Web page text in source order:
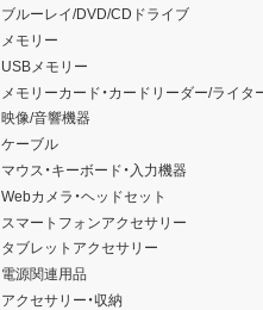
ブルーレイ/DVD/CDドライブ
メモリー
USBメモリー
メモリーカード・カードリーダー/ライタ
映像/音響機器
ケーブル
マウス・キーボード・入力機器
Webカメラ・ヘッドセット
スマートフォンアクセサリー
タブレットアクセサリー
電源関連用品
アクセサリー・収納